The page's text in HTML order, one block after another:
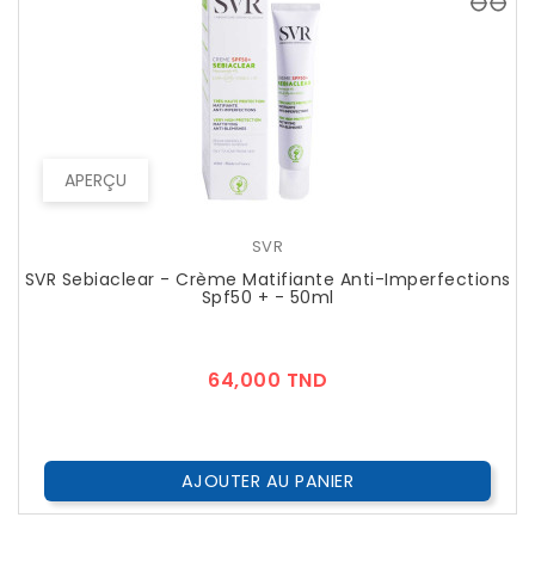
APERÇU
SVR
SVR Sebiaclear - Crème Matifiante Anti-Imperfections
Spf50 + - 50ml
64,000 TND
AJOUTER AU PANIER